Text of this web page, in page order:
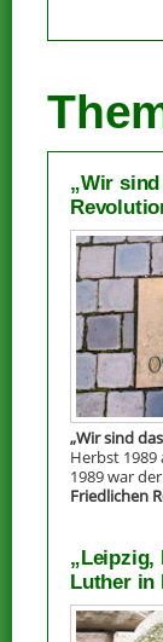
„Wir
„Wir sind
Herbst 1989
1989 war
Friedlichen
Luther in